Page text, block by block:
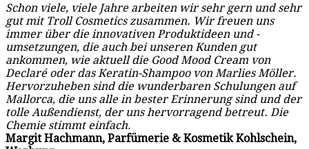
Schon viele, viele Jahre arbeiten wir sehr gern und sehr
gut mit Troll Cosmetics zusammen. Wir freuen uns
immer über die innovativen Produktideen und -
umsetzungen, die auch bei unseren Kunden gut
ankommen, wie aktuell die Good Mood Cream von
Declaré oder das Keratin-Shampoo von Marlies Möller.
Hervorzuheben sind die wunderbaren Schulungen auf
Mallorca, die uns alle in bester Erinnerung sind und der
tolle Außendienst, der uns hervorragend betreut. Die
Chemie stimmt einfach.
Margit Hachmann, Parfümerie & Kosmetik Kohlschein,